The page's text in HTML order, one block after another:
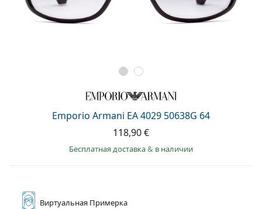
Emporio Armani EA 4029 50638G 64
118,90 €
Бесплатная доставка& в наличии
Виртуальная Примерка